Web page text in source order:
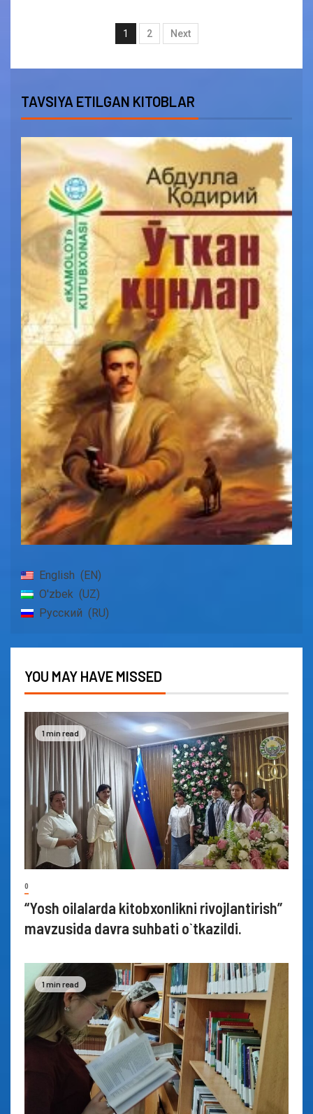
1 2 Next
TAVSIYA ETILGAN KITOBLAR
English
EN
O'zbek
UZ
Русский
RU
YOU MAY HAVE MISSED
1 min read
0
“Yosh oilalarda kitobxonlikni rivojlantirish”
mavzusida davra suhbati o`tkazildi.
1 min read